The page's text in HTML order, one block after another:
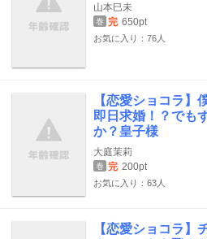
山本巳未
巻 完 650pt
お気に入り：76人
【恋愛ショコラ】
即日求婚！？でも
か？皇子様
大庭茉莉
巻 完 200pt
お気に入り：63人
【恋愛ショコラ】